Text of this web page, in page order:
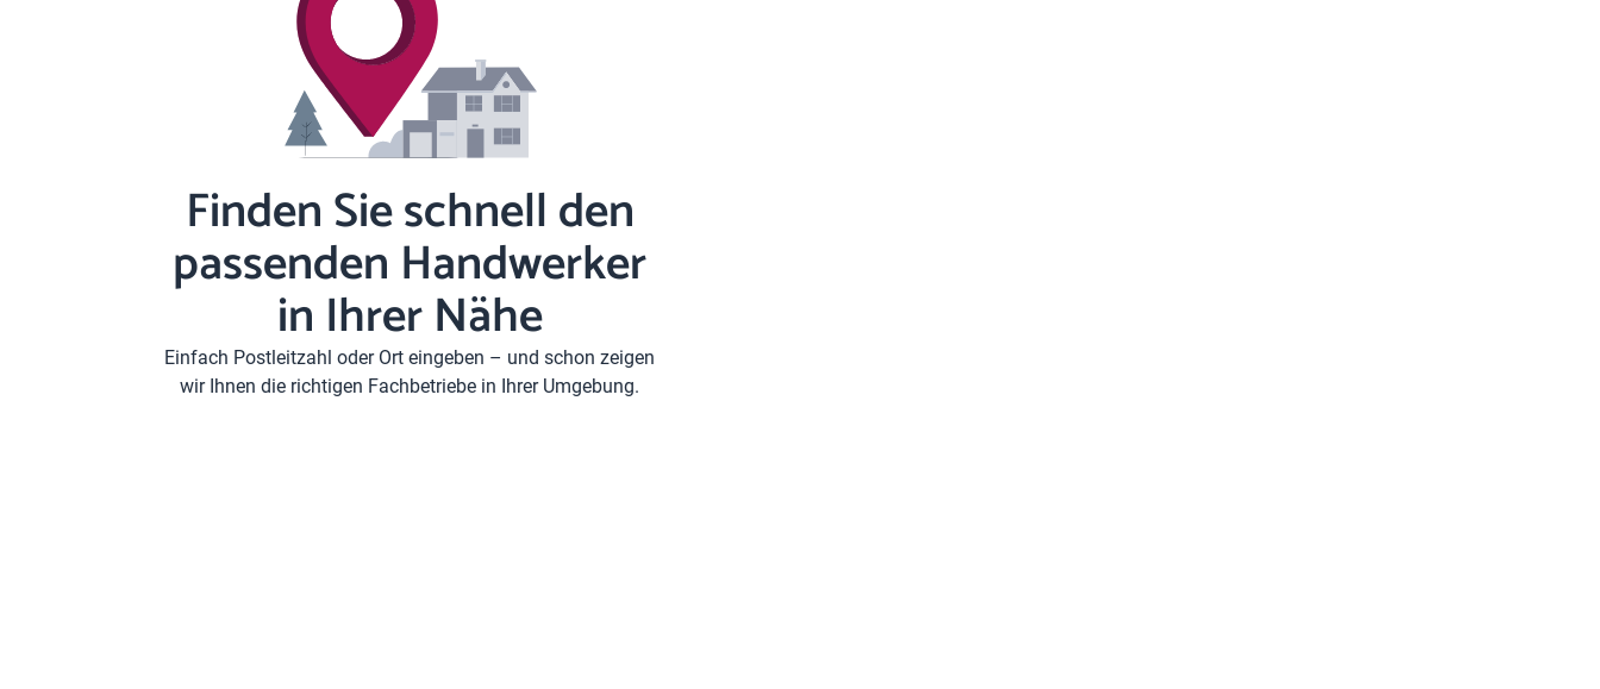
Finden Sie schnell den
passenden Handwerker
in Ihrer Nähe
Einfach Postleitzahl oder Ort eingeben – und schon zeigen
wir Ihnen die richtigen Fachbetriebe in Ihrer Umgebung.